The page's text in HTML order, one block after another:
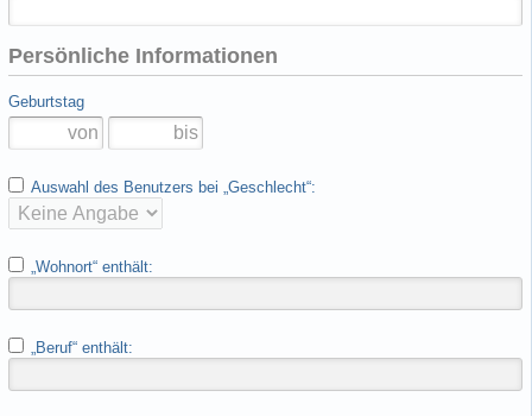
Persönliche Informationen
Geburtstag
Auswahl des Benutzers bei „Geschlecht“:
„Wohnort“ enthält:
„Beruf“ enthält: